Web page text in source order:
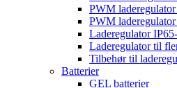
PWM
PWM
Laderegulator
Laderegulator til
Tilbehør til
Batterier
GEL batterier